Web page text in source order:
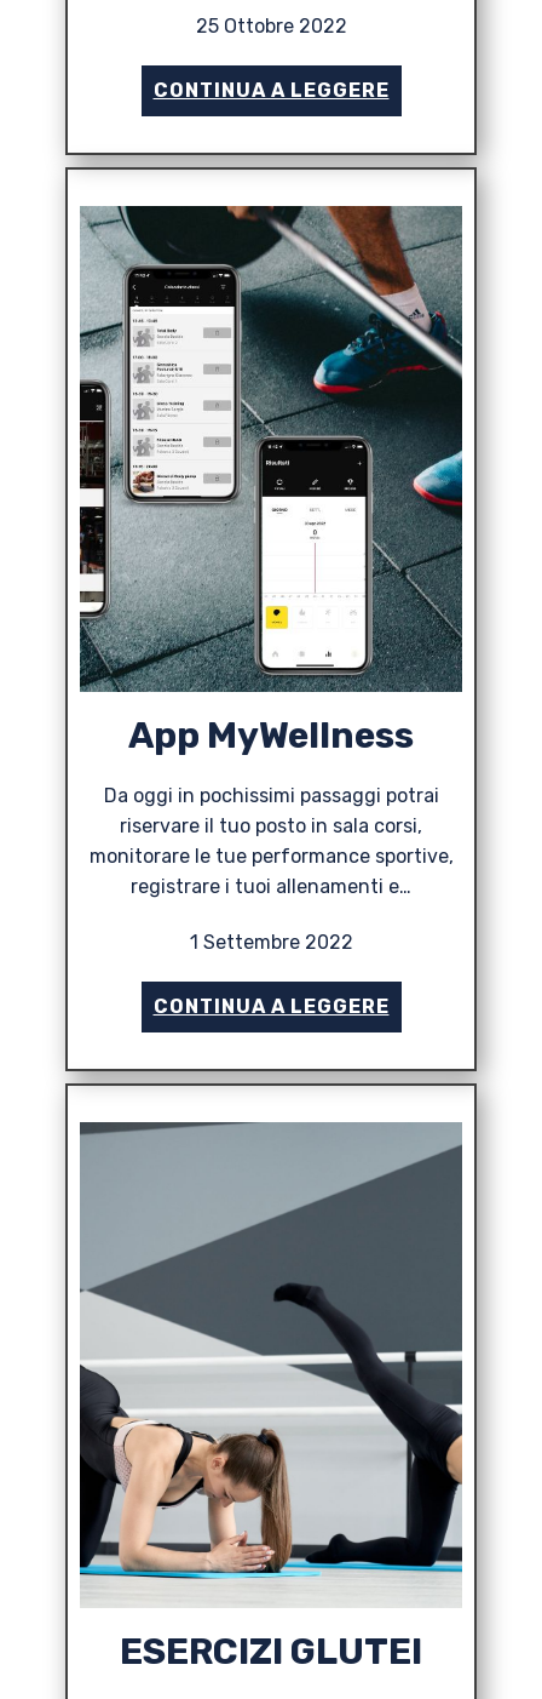
25 Ottobre 2022
CONTINUA A LEGGERE
App MyWellness
Da oggi in pochissimi passaggi potrai
riservare il tuo posto in sala corsi,
monitorare le tue performance sportive,
registrare i tuoi allenamenti e…
1 Settembre 2022
CONTINUA A LEGGERE
ESERCIZI GLUTEI